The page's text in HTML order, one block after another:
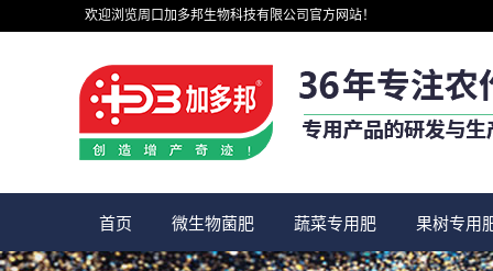
欢迎浏览周口加多邦生物科技有限公司官方网站！
首页 微生物菌肥 蔬菜专用肥 果树专用